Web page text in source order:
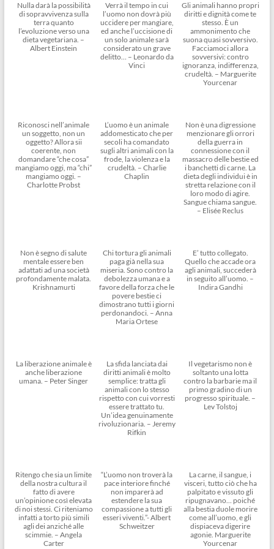
Nulla darà la possibilità
di sopravvivenza sulla
terra quanto
l’evoluzione verso una
dieta vegetariana. –
Albert Einstein
Verrà il tempo in cui
l’uomo non dovrà più
uccidere per mangiare,
ed anche l’uccisione di
un solo animale sarà
considerato un grave
delitto… – Leonardo da
Vinci
Gli animali hanno propri
diritti e dignità come te
stesso. È un
ammonimento che
suona quasi sovversivo.
Facciamoci allora
sovversivi: contro
ignoranza, indifferenza,
crudeltà. – Marguerite
Yourcenar
Riconosci nell’animale
un soggetto, non un
oggetto? Allora sii
coerente, non
domandare “che cosa”
mangiamo oggi, ma “chi”
mangiamo oggi. –
Charlotte Probst
L’uomo è un animale
addomesticato che per
secoli ha comandato
sugli altri animali con la
frode, la violenza e la
crudeltà. – Charlie
Chaplin
Non è una digressione
menzionare gli orrori
della guerra in
connessione con il
massacro delle bestie ed
i banchetti di carne. La
dieta degli individui è in
stretta relazione con il
loro modo di agire.
Sangue chiama sangue.
– Elisée Reclus
Non è segno di salute
mentale essere ben
adattati ad una società
profondamente malata.
Krishnamurti
Chi tortura gli animali
paga già nella sua
miseria. Sono contro la
debolezza umana e a
favore della forza che le
povere bestie ci
dimostrano tutti i giorni
perdonandoci. – Anna
Maria Ortese
E’ tutto collegato.
Quello che accade ora
agli animali, succederà
in seguito all’uomo. –
Indira Gandhi
La liberazione animale è
anche liberazione
umana. – Peter Singer
La sfida lanciata dai
diritti animali è molto
semplice: tratta gli
animali con lo stesso
rispetto con cui vorresti
essere trattato tu.
Un’idea genuinamente
rivoluzionaria. – Jeremy
Rifkin
Il vegetarismo non è
soltanto una lotta
contro la barbarie ma il
primo gradino di un
progresso spirituale. –
Lev Tolstoj
Ritengo che sia un limite
della nostra cultura il
fatto di avere
un’opinione così elevata
di noi stessi. Ci riteniamo
infatti a torto più simili
agli dei anziché alle
scimmie. – Angela
Carter
“L’uomo non troverà la
pace interiore finché
non imparerà ad
estendere la sua
compassione a tutti gli
esseri viventi.”- Albert
Schweitzer
La carne, il sangue, i
visceri, tutto ciò che ha
palpitato e vissuto gli
ripugnavano… poiché
alla bestia duole morire
come all’uomo, e gli
dispiaceva digerire
agonie. Marguerite
Yourcenar